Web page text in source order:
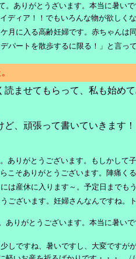
。ありがとうざいます。本当に暑い
ディア！！でもいろんな物が欲しく
月に入る高齢妊婦です。赤ちゃん
パートを散歩するに限る！」と言
ませてもらって、私も始め
、頑張って書いていきます！
ありがとうございます。もしかして
こそありがとうございます。陣痛く
は産休に入ります～。予定日までも
ございます。妊婦さんなんですね
ありがとうございます。本当に暑い
しですね、暑いですし、大変ですが